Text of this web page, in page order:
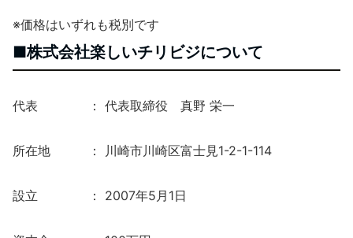
※価格はいずれも税別です
■株式会社楽しいチリビジについて
代表 ： 代表取締役 真野 栄一
所在地 ： 川崎市川崎区富士見1-2-1-114
設立 ： 2007年5月1日